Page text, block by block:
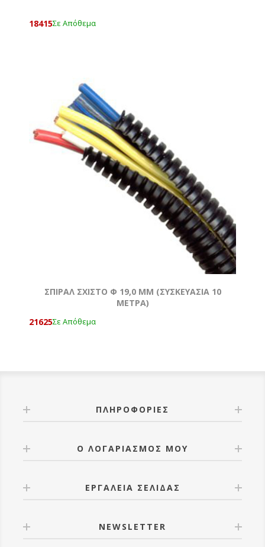
18415Σε Απόθεμα
ΣΠΙΡΑΛ ΣΧΙΣΤΟ Φ 19,0 MM (ΣΥΣΚΕΥΑΣΙΑ 10
ΜΕΤΡΑ)
21625Σε Απόθεμα
ΠΛΗΡΟΦΟΡΊΕΣ
Ο ΛΟΓΑΡΙΑΣΜΌΣ ΜΟΥ
ΕΡΓΑΛΕΊΑ ΣΕΛΊΔΑΣ
NEWSLETTER